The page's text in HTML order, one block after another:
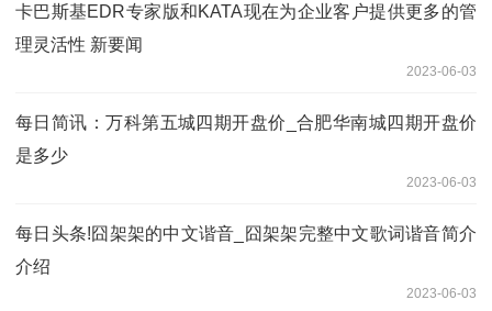
卡巴斯基EDR专家版和KATA现在为企业客户提供更多的管
理灵活性 新要闻
2023-06-03
每日简讯：万科第五城四期开盘价_合肥华南城四期开盘价
是多少
2023-06-03
每日头条!囧架架的中文谐音_囧架架完整中文歌词谐音简介
介绍
2023-06-03